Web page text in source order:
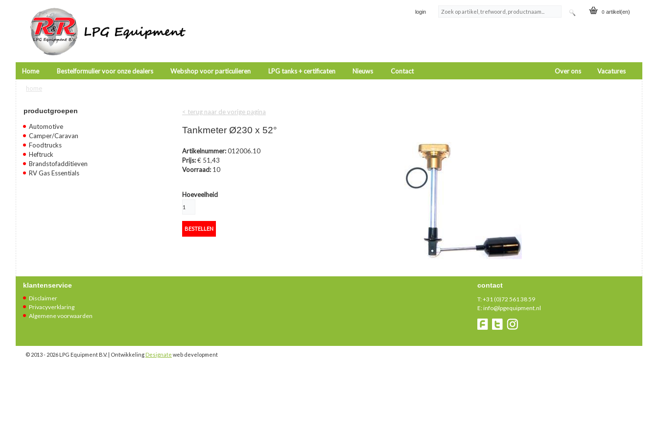
0 artikel(en)
login
Home Bestelformulier voor onze dealers Webshop voor particulieren LPG tanks + certificaten Nieuws Contact Vacatures
Over ons
U bent hier
home
productgroepen
Automotive
Camper/Caravan
Foodtrucks
Heftruck
Brandstofadditieven
RV Gas Essentials
< terug naar de vorige pagina
Tankmeter Ø230 x 52°
Artikelnummer:012006.10
Prijs:€ 51,43
Voorraad: 10
Hoeveelheid
klantenservice
Disclaimer
Privacyverklaring
Algemene voorwaarden
contact
T:+31 (0)72 561 38 59
E:info@lpgequipment.nl
© 2013 - 2026 LPG Equipment B.V. | Ontwikkeling Designate web development